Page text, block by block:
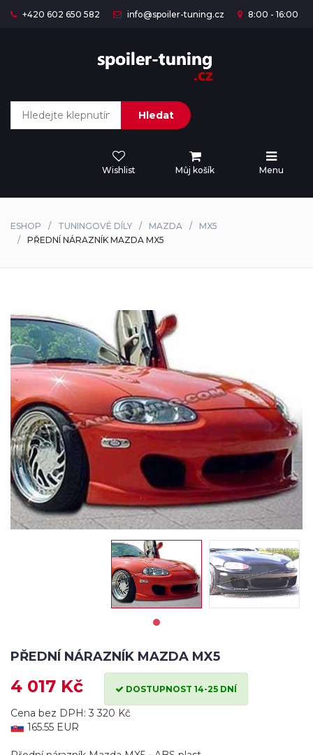
+420 602 650 582 info@spoiler-tuning.cz 8:00 - 16:00
Hledat
Wishlist Můj košík Menu
ESHOP TUNINGOVÉ DÍLY MAZDA
MX5
PŘEDNÍ NÁRAZNÍK MAZDA MX5
PŘEDNÍ NÁRAZNÍK MAZDA MX5
4 017 Kč DOSTUPNOST 14-25 DNÍ
Cena bez DPH: 3 320 Kč
165.55 EUR